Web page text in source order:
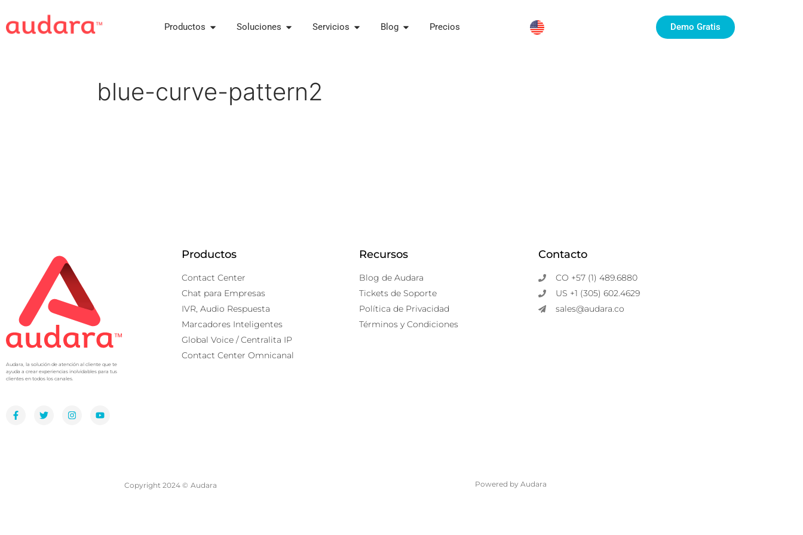
Productos Soluciones Servicios Blog Precios Demo Gratis
blue-curve-pattern2
Audara, la solución de atención al cliente que te
ayuda a crear experiencias inolvidables para tus
clientes en todos los canales.
Productos
Contact Center
Chat para Empresas
IVR, Audio Respuesta
Marcadores Inteligentes
Global Voice / Centralita IP
Contact Center Omnicanal
Recursos
Blog de Audara
Tickets de Soporte
Política de Privacidad
Términos y Condiciones
Contacto
CO +57 (1) 489.6880
US +1 (305) 602.4629
sales@audara.co
Copyright 2024 © Audara Powered by Audara